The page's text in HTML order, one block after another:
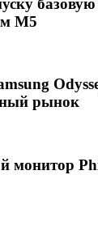
M5
рынок
монитор